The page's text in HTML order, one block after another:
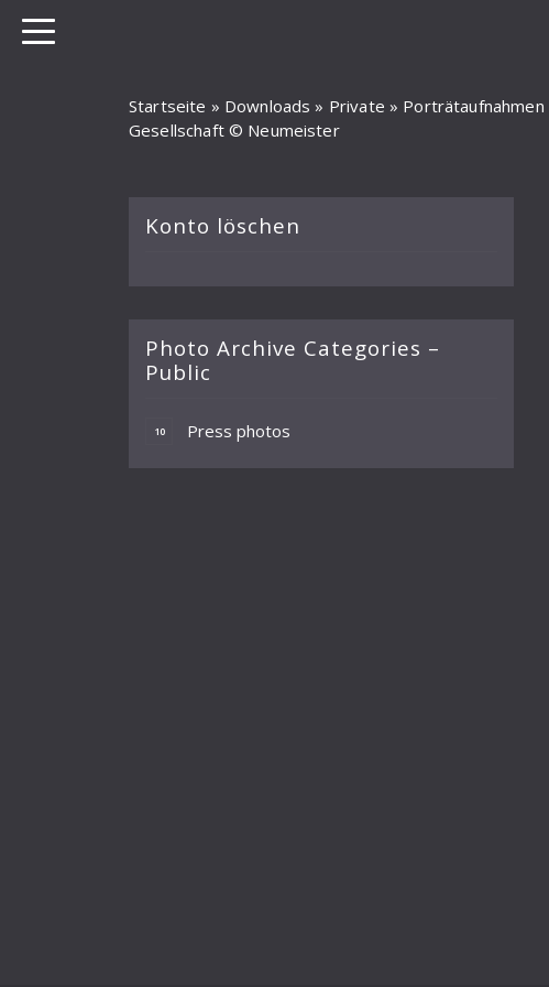
Startseite » Downloads » Private » Porträtaufnahmen
Gesellschaft © Neumeister
Konto löschen
Photo Archive Categories –
Public
Press photos
10